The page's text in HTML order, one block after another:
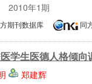
2010年1期
期刊数据库 同
学生医德人格倾向
郑建辉